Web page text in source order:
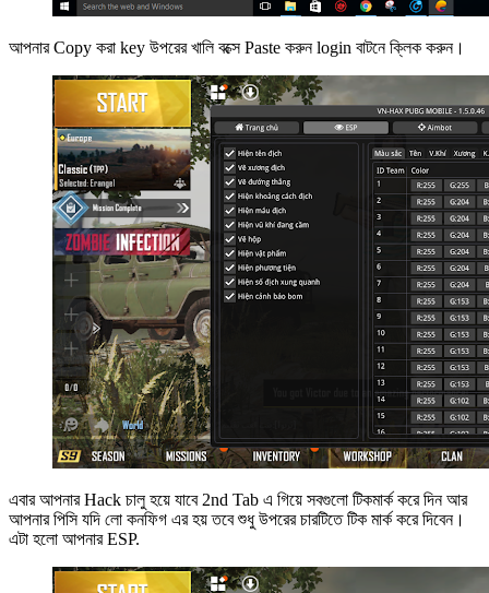
আপনার Copy করা key উপরের খালি বক্সে Paste করুন login বাটনে ক্লিক করুন।
এবার আপনার Hack চালু হয়ে যাবে 2nd Tab এ গিয়ে সবগুলো টিকমার্ক করে দিন আর
আপনার পিসি যদি লো কনফিগ এর হয় তবে শুধু উপরের চারটিতে টিক মার্ক করে দিবেন।
এটা হলো আপনার ESP.